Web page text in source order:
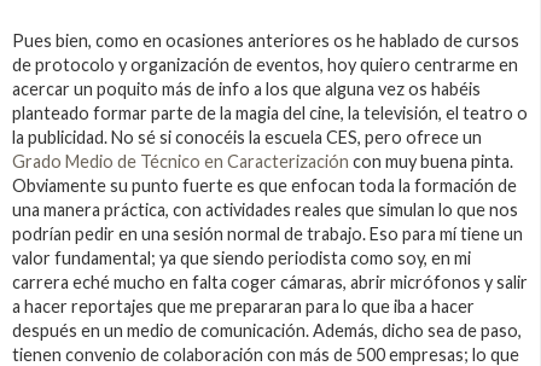
Pues bien, como en ocasiones anteriores os he hablado de cursos
de protocolo y organización de eventos, hoy quiero centrarme en
acercar un poquito más de info a los que alguna vez os habéis
planteado formar parte de la magia del cine, la televisión, el teatro o
la publicidad. No sé si conocéis la escuela CES, pero ofrece un
Grado Medio de Técnico en Caracterización con muy buena pinta.
Obviamente su punto fuerte es que enfocan toda la formación de
una manera práctica, con actividades reales que simulan lo que nos
podrían pedir en una sesión normal de trabajo. Eso para mí tiene un
valor fundamental; ya que siendo periodista como soy, en mi
carrera eché mucho en falta coger cámaras, abrir micrófonos y salir
a hacer reportajes que me prepararan para lo que iba a hacer
después en un medio de comunicación. Además, dicho sea de paso,
tienen convenio de colaboración con más de 500 empresas; lo que